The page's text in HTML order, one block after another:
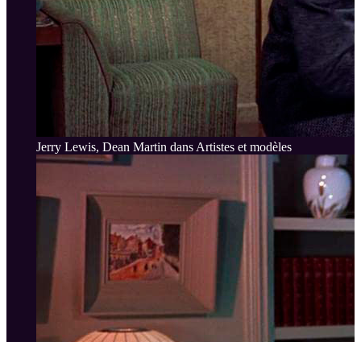
Jerry Lewis, Dean Martin dans Artistes et modèles